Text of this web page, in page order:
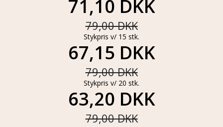
71,10 DKK
79,00 DKK
Stykpris v/ 15 stk.
67,15 DKK
79,00 DKK
Stykpris v/ 20 stk.
63,20 DKK
79,00 DKK